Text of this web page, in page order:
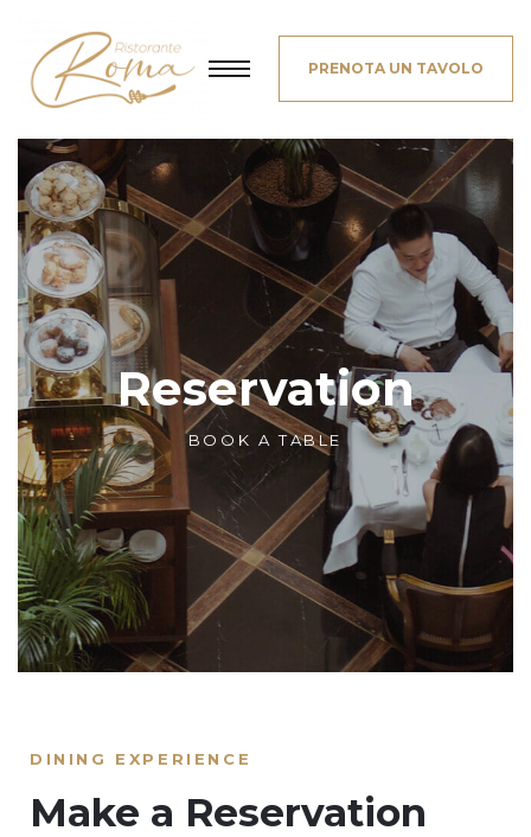
PRENOTA UN TAVOLO
Reservation
BOOK A TABLE
DINING EXPERIENCE
Make a Reservation